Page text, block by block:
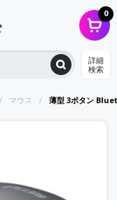
0
詳細
検索
マウス 薄型 3ボタン